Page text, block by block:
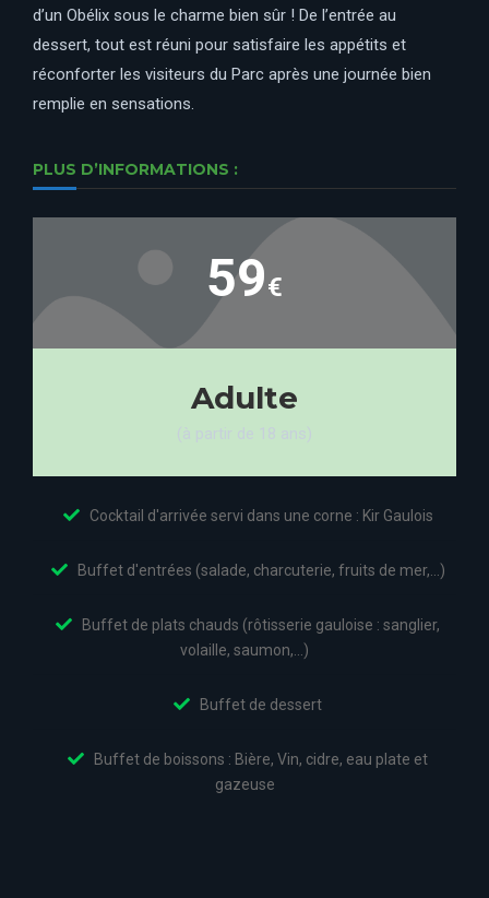
d’un Obélix sous le charme bien sûr ! De l’entrée au
dessert, tout est réuni pour satisfaire les appétits et
réconforter les visiteurs du Parc après une journée bien
remplie en sensations.
PLUS D’INFORMATIONS :
59€
Adulte
Cocktail d'arrivée servi dans une corne : Kir Gaulois
Buffet d'entrées (salade, charcuterie, fruits de mer,...)
Buffet de plats chauds (rôtisserie gauloise : sanglier,
volaille, saumon,...)
Buffet de dessert
Buffet de boissons : Bière, Vin, cidre, eau plate et
gazeuse